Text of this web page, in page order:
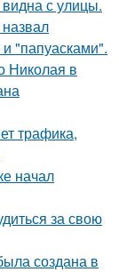
с улицы.
"папуасками".
Николая в
трафика,
начал
за свою
создана в